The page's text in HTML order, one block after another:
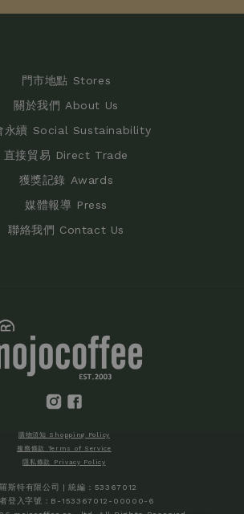
門市地點 Stores
關於我們 About Us
永續 Social Sustainability
直接貿易 Direct Trade
獲獎記錄 Awards
媒體報導 Press
聯絡我們 Contact Us
購物須知 Shopping Policy
服務條款 Terms of Service
隱私條款 Privacy Policy
斯特有限公司 | 統編：53367012
者登入字號：B-153367012-00000-6